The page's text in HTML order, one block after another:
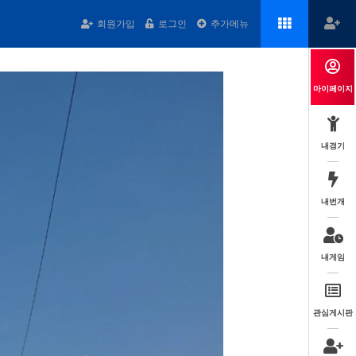
회원가입 로그인 추가메뉴
마이페이지
내경기
내번개
내게임
관심게시판